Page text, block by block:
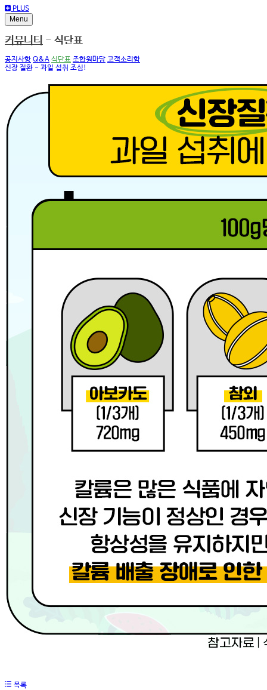
PLUS
Menu
커뮤니티 - 식단표
공지사항 Q&A 식단표 조합원마당 고객소리함
신장 질환 - 과일 섭취 조심!
목록